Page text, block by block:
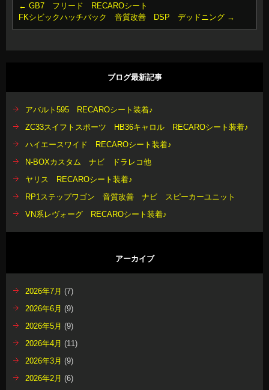
← GB7 フリード RECAROシート
FKシビックハッチバック 音質改善 DSP デッドニング →
ブログ最新記事
アバルト595 RECAROシート装着♪
ZC33スイフトスポーツ HB36キャロル RECAROシート装着♪
ハイエースワイド RECAROシート装着♪
N-BOXカスタム ナビ ドラレコ他
ヤリス RECAROシート装着♪
RP1ステップワゴン 音質改善 ナビ スピーカーユニット
VN系レヴォーグ RECAROシート装着♪
アーカイブ
2026年7月 (7)
2026年6月 (9)
2026年5月 (9)
2026年4月 (11)
2026年3月 (9)
2026年2月 (6)